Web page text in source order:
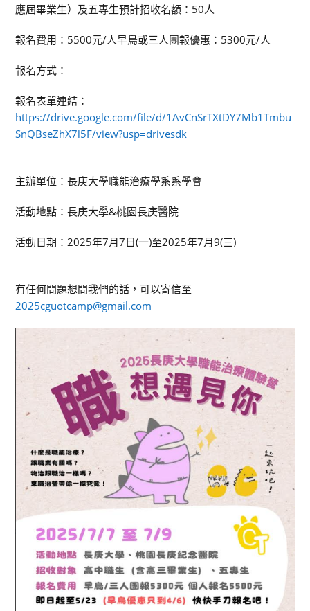
應屆畢業生）及五專生預計招收名額：50人
報名費用：5500元/人早鳥或三人團報優惠：5300元/人
報名方式：
報名表單連結：
https://drive.google.com/file/d/1AvCnSrTXtDY7Mb1Tmbu
SnQBseZhX7l5F/view?usp=drivesdk
主辦單位：長庚大學職能治療學系系學會
活動地點：長庚大學&桃園長庚醫院
活動日期：2025年7月7日(一)至2025年7月9(三)
有任何問題想問我們的話，可以寄信至
2025cguotcamp@gmail.com